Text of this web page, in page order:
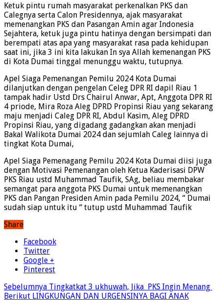
Ketuk pintu rumah masyarakat perkenalkan PKS dan
Calegnya serta Calon Presidennya, ajak masyarakat
memenangkan PKS dan Pasangan Amin agar Indonesia
Sejahtera, ketuk juga pintu hatinya dengan bersimpati dan
berempati atas apa yang masyarakat rasa pada kehidupan
saat ini, jika 3 ini kita lakukan In sya Allah kemenangan PKS
di Kota Dumai tinggal menunggu waktu, tutupnya.
Apel Siaga Pemenangan Pemilu 2024 Kota Dumai
dilanjutkan dengan pengelan Celeg DPR RI dapil Riau 1
tampak hadir Ustd Drs Chairul Anwar, Apt, Anggota DPR RI
4 priode, Mira Roza Aleg DPRD Propinsi Riau yang sekarang
maju menjadi Caleg DPR RI, Abdul Kasim, Aleg DPRD
Propinsi Riau, yang digadang gadangkan akan menjadi
Bakal Walikota Dumai 2024 dan sejumlah Caleg lainnya di
tingkat Kota Dumai,
Apel Siaga Pemenagang Pemilu 2024 Kota Dumai diisi juga
dengan Motivasi Pemenangan oleh Ketua Kaderisasi DPW
PKS Riau ustd Muhammad Taufik, SAg, beliau membakar
semangat para anggota PKS Dumai untuk memenangkan
PKS dan Pangan Presiden Amin pada Pemilu 2024, “ Dumai
sudah siap untuk itu “ tutup ustd Muhammad Taufik
Share
Facebook
Twitter
Google +
Pinterest
Sebelumnya Tingkatkat 3 ukhuwah, Jika PKS Ingin Menang
Berikut LINGKUNGAN DAN URGENSINYA BAGI ANAK